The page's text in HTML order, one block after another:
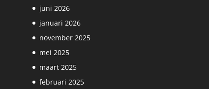
juni 2026
januari 2026
november 2025
mei 2025
maart 2025
februari 2025